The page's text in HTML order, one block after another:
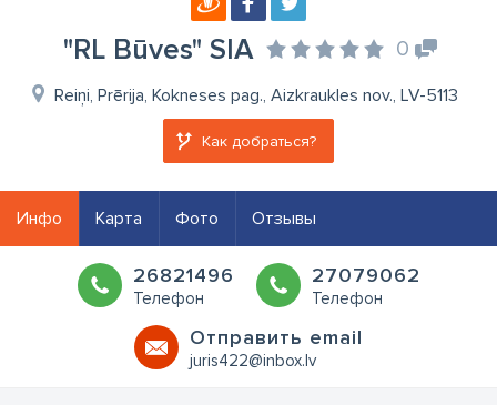
"RL Būves" SIA 0
Reiņi, Prērija, Kokneses pag., Aizkraukles nov., LV-5113
Как добраться?
Инфо Карта Фото Отзывы
26821496
Телефон
27079062
Телефон
Oтправить email
juris422@inbox.lv